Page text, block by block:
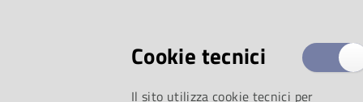
Cookie tecnici
Il sito utilizza cookie tecnici per